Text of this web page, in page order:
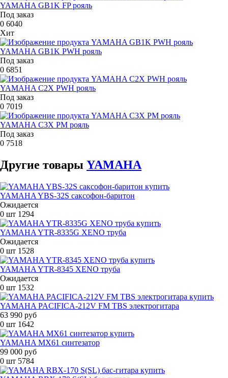
YAMAHA GB1K FP рояль
Под заказ
0 6040
Хит
YAMAHA GB1K PWH рояль
Под заказ
0 6851
YAMAHA C2X PWH рояль
Под заказ
0 7019
YAMAHA C3X PM рояль
Под заказ
0 7518
Другие товары YAMAHA
YAMAHA YBS-32S саксофон-баритон
Ожидается
0 шт 1294
YAMAHA YTR-8335G XENO труба
Ожидается
0 шт 1528
YAMAHA YTR-8345 XENO труба
Ожидается
0 шт 1532
YAMAHA PACIFICA-212V FM TBS электрогитара
63 990 руб
0 шт 1642
YAMAHA MX61 синтезатор
99 000 руб
0 шт 5784